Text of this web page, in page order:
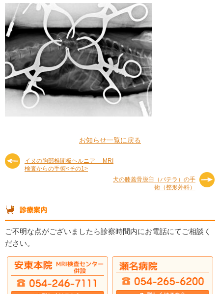
お知らせ一覧に戻る
イヌの胸部椎間板ヘルニア MRI
検査からの手術<その1>
犬の膝蓋骨脱臼（パテラ）の手
術（整形外科）
ご不明な点がございましたら診察時間内にお電話にてご相談く
ださい。